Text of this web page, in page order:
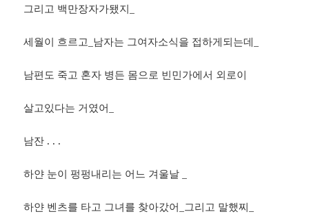
그리고 백만장자가됐지_
세월이 흐르고_남자는 그여자소식을 접하게되는데_
남편도 죽고 혼자 병든 몸으로 빈민가에서 외로이
살고있다는 거였어_
남잔 . . .
하얀 눈이 펑펑내리는 어느 겨울날 _
하얀 벤츠를 타고 그녀를 찾아갔어_그리고 말했찌_